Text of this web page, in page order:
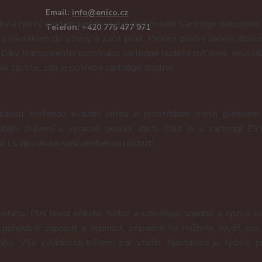
a rychlý systém opětovného doplňování. Cartridge nebudete
do strany a začít plnit. Proces plnění zabere
transparentní konstrukci cartridge budete mít navíc
žhavení a výrazné podání chuti. Chuť je u cartridgí
Email: info@enico.cz
Telefon: +420 775 477 971